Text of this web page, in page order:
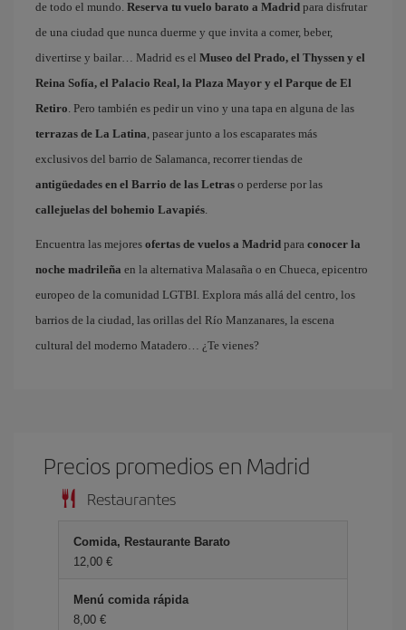
de todo el mundo. Reserva tu vuelo barato a Madrid para disfrutar
de una ciudad que nunca duerme y que invita a comer, beber,
divertirse y bailar… Madrid es el Museo del Prado, el Thyssen y el
Reina Sofía, el Palacio Real, la Plaza Mayor y el Parque de El
Retiro. Pero también es pedir un vino y una tapa en alguna de las
terrazas de La Latina, pasear junto a los escaparates más
exclusivos del barrio de Salamanca, recorrer tiendas de
antigüedades en el Barrio de las Letras o perderse por las
callejuelas del bohemio Lavapiés.
Encuentra las mejores ofertas de vuelos a Madrid para conocer la
noche madrileña en la alternativa Malasaña o en Chueca, epicentro
europeo de la comunidad LGTBI. Explora más allá del centro, los
barrios de la ciudad, las orillas del Río Manzanares, la escena
cultural del moderno Matadero… ¿Te vienes?
Precios promedios en Madrid
Restaurantes
Comida, Restaurante Barato
12,00 €
Menú comida rápida
8,00 €